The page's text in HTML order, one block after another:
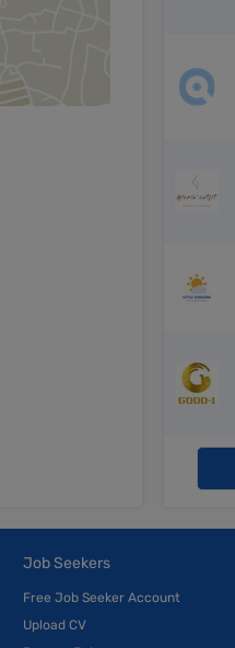
Job Seekers
Free Job Seeker Account
Upload CV